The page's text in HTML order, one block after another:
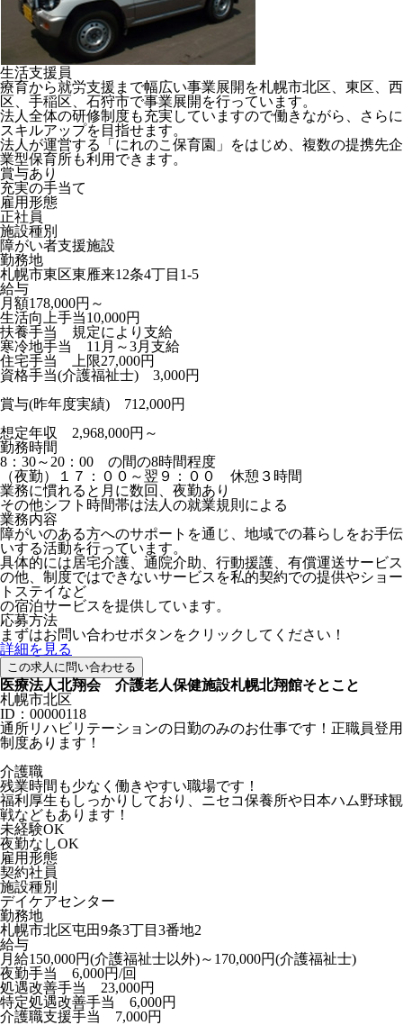
生活支援員
療育から就労支援まで幅広い事業展開を札幌市北区、東区、西
区、手稲区、石狩市で事業展開を行っています。
法人全体の研修制度も充実していますので働きながら、さらに
スキルアップを目指せます。
法人が運営する「にれのこ保育園」をはじめ、複数の提携先企
業型保育所も利用できます。
賞与あり
充実の手当て
雇用形態
正社員
施設種別
障がい者支援施設
勤務地
札幌市東区東雁来12条4丁目1-5
給与
月額178,000円～
生活向上手当10,000円
扶養手当 規定により支給
寒冷地手当 11月～3月支給
住宅手当 上限27,000円
資格手当(介護福祉士) 3,000円
賞与(昨年度実績) 712,000円
想定年収 2,968,000円～
勤務時間
8：30～20：00 の間の8時間程度
（夜勤）１７：００～翌９：００ 休憩３時間
業務に慣れると月に数回、夜勤あり
その他シフト時間帯は法人の就業規則による
業務内容
障がいのある方へのサポートを通じ、地域での暮らしをお手伝
いする活動を行っています。
具体的には居宅介護、通院介助、行動援護、有償運送サービス
の他、制度ではできないサービスを私的契約での提供やショー
トステイなど
の宿泊サービスを提供しています。
応募方法
まずはお問い合わせボタンをクリックしてください！
詳細を見る
この求人に問い合わせる
医療法人北翔会 介護老人保健施設札幌北翔館そとこと
札幌市北区
ID：00000118
通所リハビリテーションの日勤のみのお仕事です！正職員登用
制度あります！
介護職
残業時間も少なく働きやすい職場です！
福利厚生もしっかりしており、ニセコ保養所や日本ハム野球観
戦などもあります！
未経験OK
夜勤なしOK
雇用形態
契約社員
施設種別
デイケアセンター
勤務地
札幌市北区屯田9条3丁目3番地2
給与
月給150,000円(介護福祉士以外)～170,000円(介護福祉士)
夜勤手当 6,000円/回
処遇改善手当 23,000円
特定処遇改善手当 6,000円
介護職支援手当 7,000円